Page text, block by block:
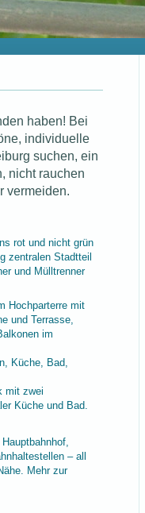
haben! Bei
individuelle
suchen, ein
nicht rauchen
vermeiden.
rot und nicht grün
zentralen Stadtteil
und Mülltrenner
Hochparterre mit
und Terrasse,
im
Küche, Bad,
mit zwei
Küche und Bad.
Hauptbahnhof,
– all
Mehr zur